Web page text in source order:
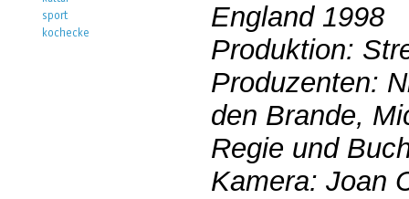
England 1998
Produktion:
Produzenten:
den Brande,
Regie und
Kamera: Joan